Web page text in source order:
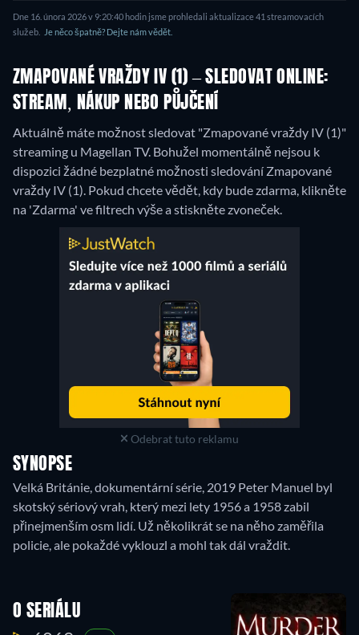
Dne 16. února 2026 v 9:20:40 hodin jsme prohledali aktualizace 41 streamovacích
služeb.
Je něco špatně? Dejte nám vědět.
ZMAPOVANÉ VRAŽDY IV (1) – SLEDOVAT ONLINE:
STREAM, NÁKUP NEBO PŮJČENÍ
Aktuálně máte možnost sledovat "Zmapované vraždy IV (1)"
streaming u Magellan TV. Bohužel momentálně nejsou k
dispozici žádné bezplatné možnosti sledování Zmapované
vraždy IV (1). Pokud chcete vědět, kdy bude zdarma, klikněte
na 'Zdarma' ve filtrech výše a stiskněte zvoneček.
Odebrat tuto reklamu
SYNOPSE
Velká Británie, dokumentární série, 2019 Peter Manuel byl
skotský sériový vrah, který mezi lety 1956 a 1958 zabil
přinejmenším osm lidí. Už několikrát se na něho zaměřila
policie, ale pokaždé vyklouzl a mohl tak dál vraždit.
O SERIÁLU